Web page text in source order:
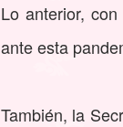
Lo anterior,
ante esta
También, la